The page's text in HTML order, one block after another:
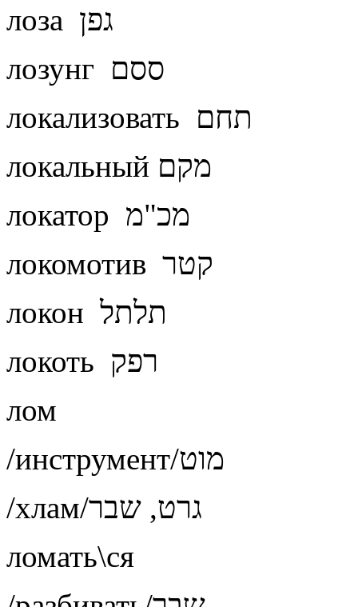
лоза גפן
лозунг ססם
локализовать תחם
локальный מקם
локатор מכ"מ
локомотив קטר
локон תלתל
локоть רפק
лом
/инструмент/מוט
/хлам/גרט, שבר
ломать\ся